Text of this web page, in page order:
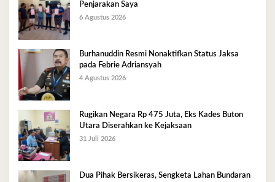
Penjarakan Saya
6 Agustus 2026
Burhanuddin Resmi Nonaktifkan Status Jaksa
pada Febrie Adriansyah
4 Agustus 2026
Rugikan Negara Rp 475 Juta, Eks Kades Buton
Utara Diserahkan ke Kejaksaan
31 Juli 2026
Dua Pihak Bersikeras, Sengketa Lahan Bundaran